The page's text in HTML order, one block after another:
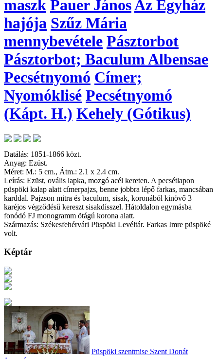
maszk Pauer JánosAz Egyház
hajója Szűz Mária
mennybevétele Pásztorbot
Pásztorbot; Baculum Albensae
Pecsétnyomó Címer;
Nyomóklisé Pecsétnyomó
(Kápt. H.) Kehely (Gótikus)
Datálás: 1851-1866 közt.
Anyag: Ezüst.
Méret: M.: 5 cm., Átm.: 2.1 x 2.4 cm.
Leírás: Ezüst, ovális lapka, mozgó acél kereten. A pecsétlapon
püspöki kalap alatt címerpajzs, benne jobbra lépő farkas, mancsában
karddal. Pajzson mitra és baculum, sisak, koronából kinövő 3
karéjos végződésű kereszt sisakdísszel. Hátoldalon egymásba
fonódó FJ monogramm ötágú korona alatt.
Származás: Székesfehérvári Püspöki Levéltár. Farkas Imre püspöké
volt.
Képtár
Püspöki szentmise Szent Donát